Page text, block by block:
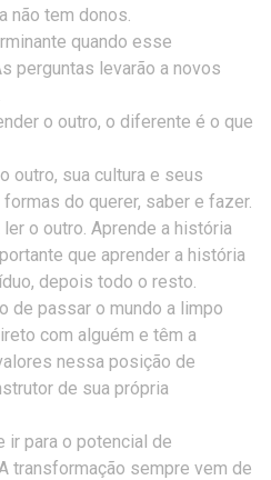
não tem donos.
quando esse
perguntas levarão a novos
o outro, o diferente é o que
outro, sua cultura e seus
do querer, saber e fazer.
o outro. Aprende a história
que aprender a história
depois todo o resto.
de passar o mundo a limpo
com alguém e têm a
nessa posição de
de sua própria
ir para o potencial de
transformação sempre vem de